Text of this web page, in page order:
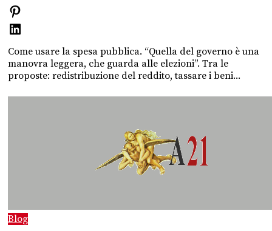
Come usare la spesa pubblica. “Quella del governo è una
manovra leggera, che guarda alle elezioni”. Tra le
proposte: redistribuzione del reddito, tassare i beni...
Blog